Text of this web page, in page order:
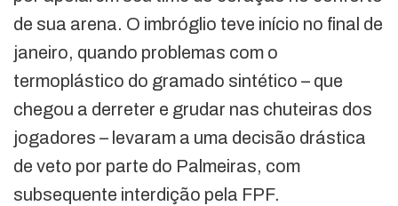
de sua arena. O imbróglio teve início no final de
janeiro, quando problemas com o
termoplástico do gramado sintético – que
chegou a derreter e grudar nas chuteiras dos
jogadores – levaram a uma decisão drástica
de veto por parte do Palmeiras, com
subsequente interdição pela FPF.